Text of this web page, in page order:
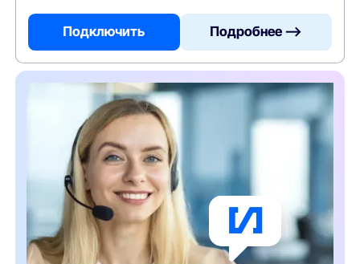
Подключить Подробнее —>